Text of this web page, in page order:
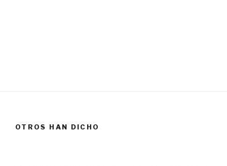
OTROS HAN DICHO